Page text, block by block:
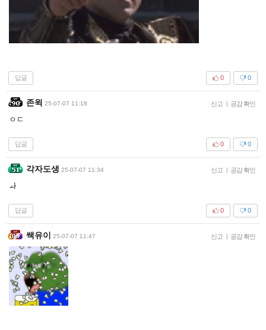
답글 0
0
존윅 25-07-07 11:18 신고 | 공감 확인
ㅇㄷ
답글 0
0
각자도생 25-07-07 11:34 신고 | 공감 확인
ㅘ
답글 0
0
쌕유이 25-07-07 11:47 신고 | 공감 확인